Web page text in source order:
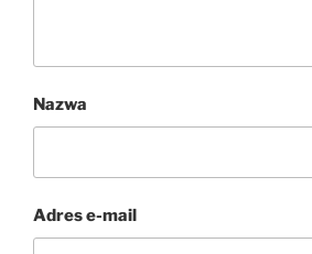
Nazwa
Adres e-mail